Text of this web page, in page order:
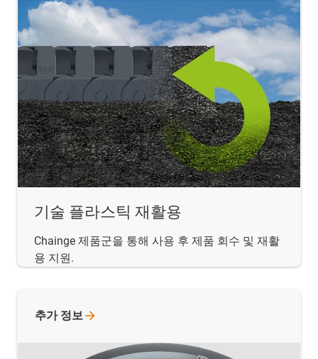
기술 플라스틱 재활용
Chainge 제품군을 통해 사용 후 제품 회수 및 재활
용 지원.
추가 정보